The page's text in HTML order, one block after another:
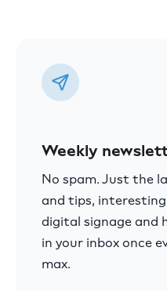
Weekly
No spam. Just the
and tips,
digital signage and
in your inbox once
max.